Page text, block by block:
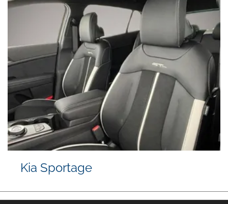
Kia Sportage